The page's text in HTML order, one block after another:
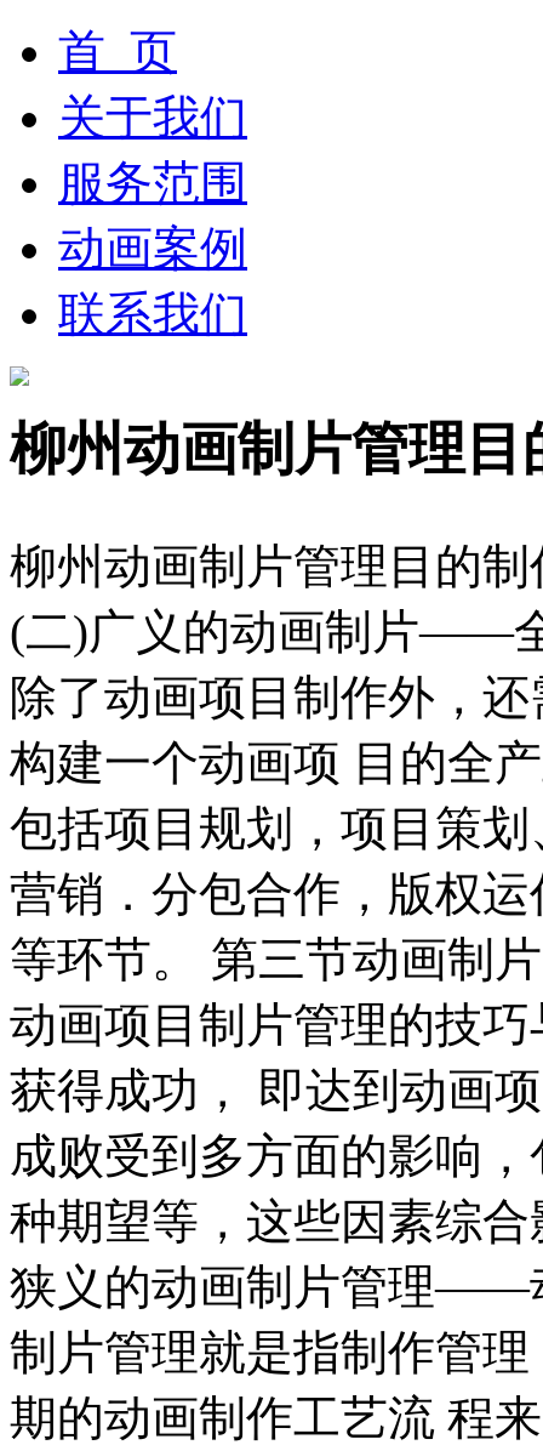
首 页
关于我们
服务范围
动画案例
联系我们
柳州动画制片管理
柳州动画制片管理目的
(二)广义的动画制片——
除了动画项目制作外，
构建一个动画项 目的全
包括项目规划，项目策
营销．分包合作，版权
等环节。 第三节动画制
动画项目制片管理的技
获得成功， 即达到动画
成败受到多方面的影响
种期望等，这些因素综
狭义的动画制片管理——
制片管理就是指制作管
期的动画制作工艺流 程